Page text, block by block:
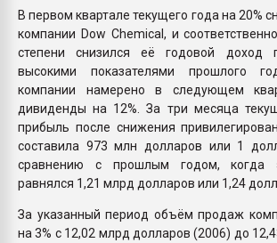
В первом квартале текущего года на 20%
компании Dow Chemical, и
степени снизился её годовой доход
высокими показателями прошлого
компании намерено в следующем
дивиденды на 12%. За три месяца
прибыль после снижения
составила 973 млн долларов или 1
сравнению с прошлым годом, когда
равнялся 1,21 млрд долларов или 1,24
За указанный период объём продаж
на 3% с 12,02 млрд долларов (2006) до